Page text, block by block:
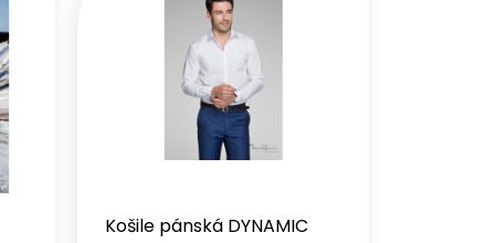
Košile pánská DYNAMIC